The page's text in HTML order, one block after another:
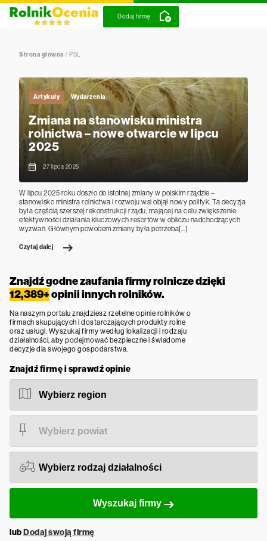
Dodaj firmę
Strona główna / PSL
Artykuły Wydarzenia
Zmiana na stanowisku ministra
rolnictwa – nowe otwarcie w lipcu
2025
27 lipca 2025
W lipcu 2025 roku doszło do istotnej zmiany w polskim rządzie –
stanowisko ministra rolnictwa i rozwoju wsi objął nowy polityk. Ta decyzja
była częścią szerszej rekonstrukcji rządu, mającej na celu zwiększenie
efektywności działania kluczowych resortów w obliczu nadchodzących
wyzwań. Głównym powodem zmiany była potrzeba[…]
Czytaj dalej
Znajdź godne zaufania firmy rolnicze dzięki
12,389+opinii innych rolników.
Na naszym portalu znajdziesz rzetelne opinie rolników o
firmach skupujących i dostarczających produkty rolne
oraz usługi. Wyszukaj firmy według lokalizacji i rodzaju
działalności, aby podejmować bezpieczne i świadome
decyzje dla swojego gospodarstwa.
Znajdź firmę i sprawdź opinie
Wyszukaj firmy
lubDodaj swoją firmę